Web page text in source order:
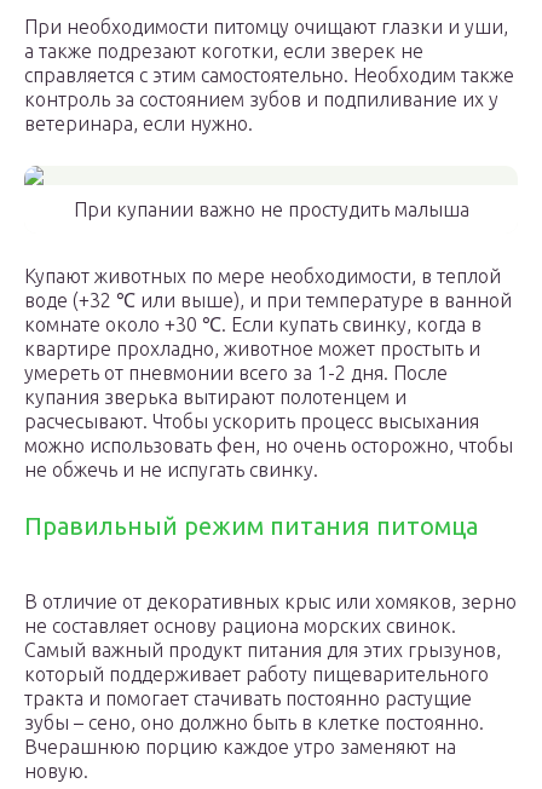
При необходимости питомцу очищают глазки и уши,
а также подрезают коготки, если зверек не
справляется с этим самостоятельно. Необходим также
контроль за состоянием зубов и подпиливание их у
ветеринара, если нужно.
При купании важно не простудить малыша
Купают животных по мере необходимости, в теплой
воде (+32 ℃ или выше), и при температуре в ванной
комнате около +30 ℃. Если купать свинку, когда в
квартире прохладно, животное может простыть и
умереть от пневмонии всего за 1-2 дня. После
купания зверька вытирают полотенцем и
расчесывают. Чтобы ускорить процесс высыхания
можно использовать фен, но очень осторожно, чтобы
не обжечь и не испугать свинку.
Правильный режим питания питомца
В отличие от декоративных крыс или хомяков, зерно
не составляет основу рациона морских свинок.
Самый важный продукт питания для этих грызунов,
который поддерживает работу пищеварительного
тракта и помогает стачивать постоянно растущие
зубы – сено, оно должно быть в клетке постоянно.
Вчерашнюю порцию каждое утро заменяют на
новую.